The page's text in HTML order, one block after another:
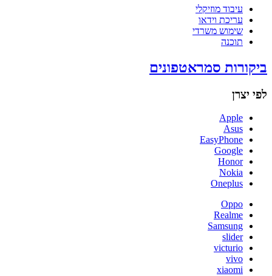
עיבוד מוזיקלי
עריכת וידאו
שימוש משרדי
תוכנה
ביקורות סמראטפונים
לפי יצרן
Apple
Asus
EasyPhone
Google
Honor
Nokia
Oneplus
Oppo
Realme
Samsung
slider
victurio
vivo
xiaomi